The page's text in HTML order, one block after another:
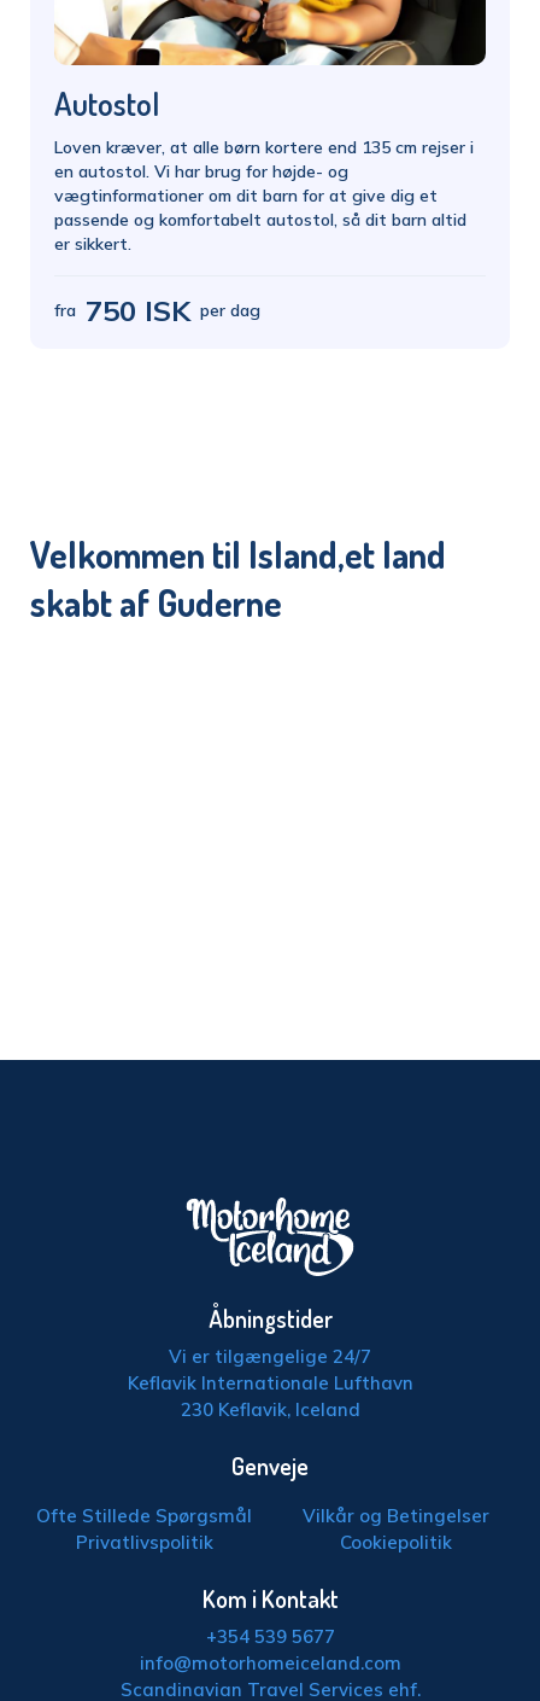
Autostol
Loven kræver, at alle børn kortere end 135 cm rejser i
en autostol. Vi har brug for højde- og
vægtinformationer om dit barn for at give dig et
passende og komfortabelt autostol, så dit barn altid
er sikkert.
fra 750 ISK per dag
Velkommen til Island,et land
skabt af Guderne
Åbningstider
Vi er tilgængelige 24/7
Keflavik Internationale Lufthavn
230 Keflavik, Iceland
Genveje
Ofte Stillede Spørgsmål
Privatlivspolitik
Vilkår og Betingelser
Cookiepolitik
Kom i Kontakt
+354 539 5677
info@motorhomeiceland.com
Scandinavian Travel Services ehf.